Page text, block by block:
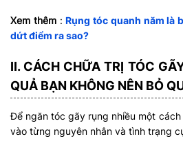
Xem thêm:Rụng tóc quanh năm là
dứt điểm ra sao?
II. CÁCH CHỮA TRỊ TÓC
QUẢ BẠN KHÔNG NÊN BỎ
Để ngăn tóc gãy rụng nhiều một
vào từng nguyên nhân và tình trạng